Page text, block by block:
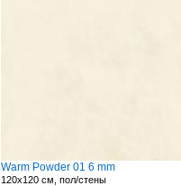
Warm Powder 01 6 mm
120x120 см, пол/стены